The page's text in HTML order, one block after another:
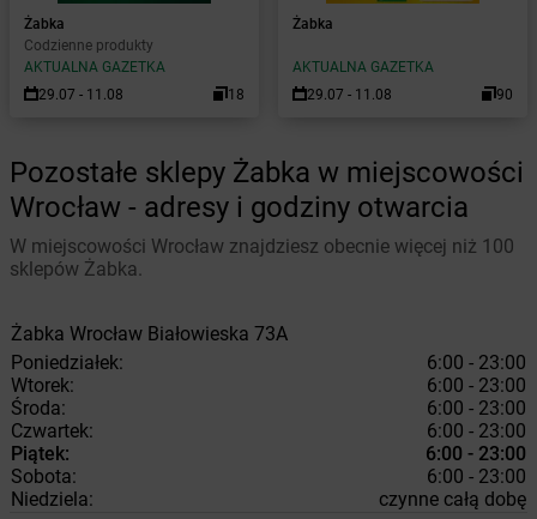
Żabka
Codzienne produkty
AKTUALNA GAZETKA
29.07 - 11.08
18
Żabka
AKTUALNA GAZETKA
29.07 - 11.08
90
Pozostałe sklepy Żabka w miejscowości
Wrocław - adresy i godziny otwarcia
W miejscowości Wrocław znajdziesz obecnie więcej niż 100
sklepów Żabka.
Żabka Wrocław Białowieska 73A
Poniedziałek:
6:00 - 23:00
Wtorek:
6:00 - 23:00
Środa:
6:00 - 23:00
Czwartek:
6:00 - 23:00
Piątek:
6:00 - 23:00
Sobota:
6:00 - 23:00
Niedziela:
czynne całą dobę